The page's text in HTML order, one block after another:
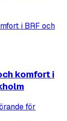
komfort i
för